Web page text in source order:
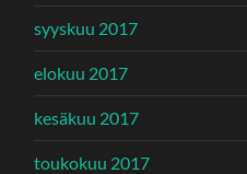
syyskuu 2017
elokuu 2017
kesäkuu 2017
toukokuu 2017